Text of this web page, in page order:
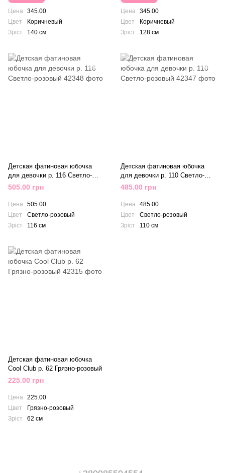
Цена 345.00
Цвет
Коричневый
Зріст
140 см
Цена 345.00
Цвет
Коричневый
Зріст
128 см
Детская фатиновая юбочка
для девочки р. 116 Светло-
розовый
505.00 грн
Цена 505.00
Цвет
Светло-розовый
Зріст
116 см
Детская фатиновая юбочка
для девочки р. 110 Светло-
розовый
485.00 грн
Цена 485.00
Цвет
Светло-розовый
Зріст
110 см
Детская фатиновая юбочка
Cool Club р. 62 Грязно-розовый
225.00 грн
Цена 225.00
Цвет
Грязно-розовый
Зріст
62 см